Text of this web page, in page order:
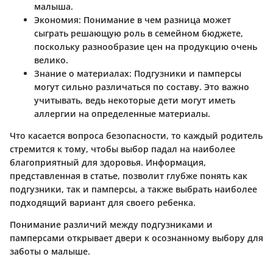
малыша.
Экономия: Понимание в чем разница может
сыграть решающую роль в семейном бюджете,
поскольку разнообразие цен на продукцию очень
велико.
Знание о материалах: Подгузники и памперсы
могут сильно различаться по составу. Это важно
учитывать, ведь некоторые дети могут иметь
аллергии на определенные материалы.
Что касается вопроса безопасности, то каждый родитель
стремится к тому, чтобы выбор падал на наиболее
благоприятный для здоровья. Информация,
представленная в статье, позволит глубже понять как
подгузники, так и памперсы, а также выбрать наиболее
подходящий вариант для своего ребенка.
Понимание различий между подгузниками и
памперсами открывает двери к осознанному выбору для
заботы о малыше.